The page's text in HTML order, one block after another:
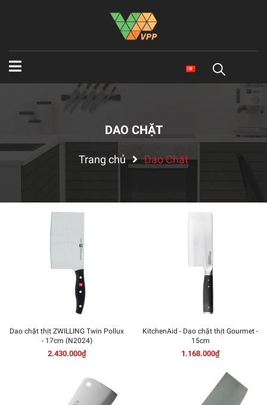
DAO CHẶT
Trang chủ Dao Chặt
Dao chặt thịt ZWILLING Twin Pollux
- 17cm (N2024)
2.430.000₫
KitchenAid - Dao chặt thịt Gourmet -
15cm
1.168.000₫